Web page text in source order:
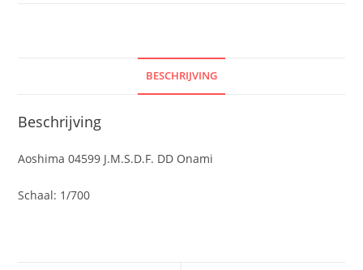
BESCHRIJVING
Beschrijving
Aoshima 04599 J.M.S.D.F. DD Onami
Schaal: 1/700